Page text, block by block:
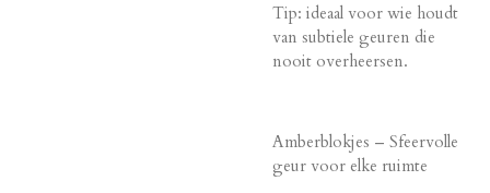
Tip: ideaal voor wie houdt
van subtiele geuren die
nooit overheersen.
Amberblokjes – Sfeervolle
geur voor elke ruimte